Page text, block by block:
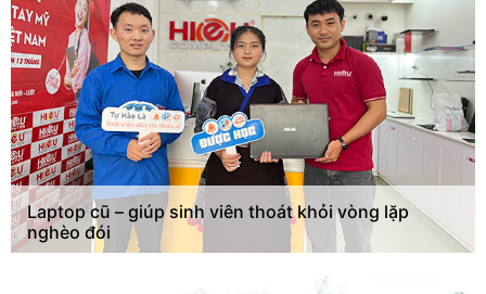
Laptop cũ – giúp sinh viên thoát khỏi vòng lặp
nghèo đói